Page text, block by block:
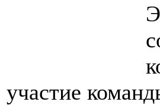
участие